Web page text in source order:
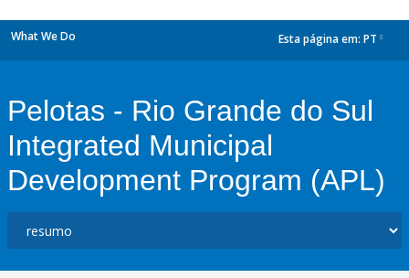
What We Do Esta página em: PT
Pelotas - Rio Grande do Sul
Integrated Municipal
Development Program (APL)